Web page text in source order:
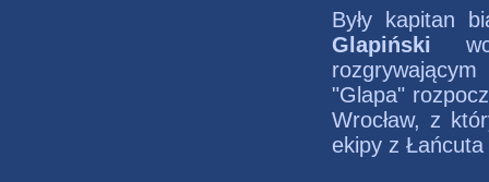
Były kapitan
Glapiński
"Glapa"
Wrocław, z
ekipy z Łańcuta